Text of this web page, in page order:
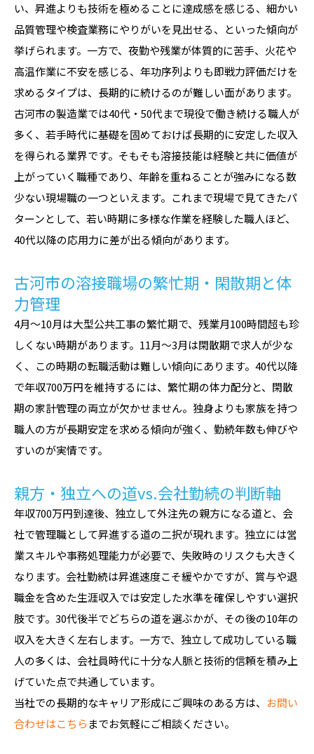
い、昇進よりも技術を極めることに達成感を感じる、細かい
品質管理や検査業務にやりがいを見出せる、といった傾向が
挙げられます。一方で、夜勤や残業が体質的に苦手、火花や
高温作業に不安を感じる、年功序列よりも即戦力評価だけを
求めるタイプは、長期的に続けるのが難しい面があります。
古河市の製造業では40代・50代まで現役で働き続ける職人が
多く、若手時代に基礎を固めておけば長期的に安定した収入
を得られる業界です。そもそも溶接技能は経験と共に価値が
上がっていく職種であり、年齢を重ねることが強みになる数
少ない現場職の一つといえます。これまで現場で見てきたパ
ターンとして、若い時期に多様な作業を経験した職人ほど、
40代以降の応用力に差が出る傾向があります。
古河市の溶接職場の繁忙期・閑散期と体
力管理
4月〜10月は大型公共工事の繁忙期で、残業月100時間超も珍
しくない時期があります。11月〜3月は閑散期で求人が少な
く、この時期の転職活動は難しい傾向にあります。40代以降
で年収700万円を維持するには、繁忙期の体力配分と、閑散
期の家計管理の両立が欠かせません。独身よりも家族を持つ
職人の方が長期安定を求める傾向が強く、勤続年数も伸びや
すいのが実情です。
親方・独立への道vs.会社勤続の判断軸
年収700万円到達後、独立して外注先の親方になる道と、会
社で管理職として昇進する道の二択が現れます。独立には営
業スキルや事務処理能力が必要で、失敗時のリスクも大きく
なります。会社勤続は昇進速度こそ緩やかですが、賞与や退
職金を含めた生涯収入では安定した水準を確保しやすい選択
肢です。30代後半でどちらの道を選ぶかが、その後の10年の
収入を大きく左右します。一方で、独立して成功している職
人の多くは、会社員時代に十分な人脈と技術的信頼を積み上
げていた点で共通しています。
当社での長期的なキャリア形成にご興味のある方は、 お問い
合わせはこちら までお気軽にご相談ください。